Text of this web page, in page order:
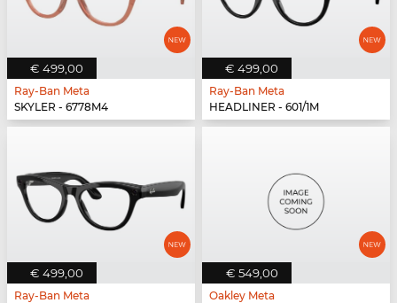
€ 499,00
Ray-Ban Meta
SKYLER - 6778M4
€ 499,00
Ray-Ban Meta
HEADLINER - 601/1M
€ 499,00
Ray-Ban Meta
€ 549,00
Oakley Meta